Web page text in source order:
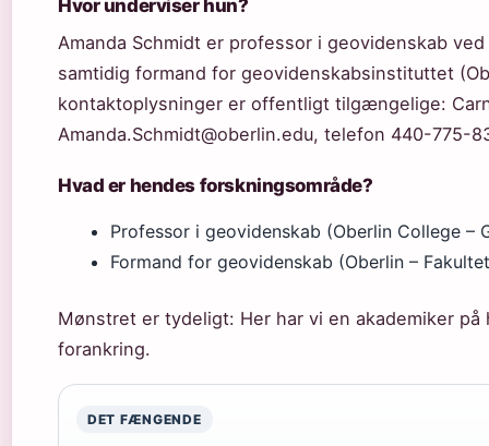
Hvor underviser hun?
Amanda Schmidt er professor i geovidenskab
samtidig formand for geovidenskabsinstituttet
kontaktoplysninger er offentligt tilgængelige:
Amanda.Schmidt@oberlin.edu, telefon 440-775-
Hvad er hendes forskningsområde?
Professor i geovidenskab (Oberlin College –
Formand for geovidenskab (Oberlin –
Mønstret er tydeligt: Her har vi en akademiker
forankring.
DET FÆNGENDE